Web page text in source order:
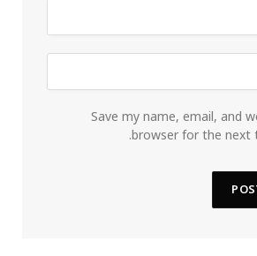
Save my name, email, and
browser for the next